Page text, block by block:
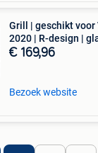
Grill | geschikt voor
2020 | R-design |
€ 169,96
Bezoek website